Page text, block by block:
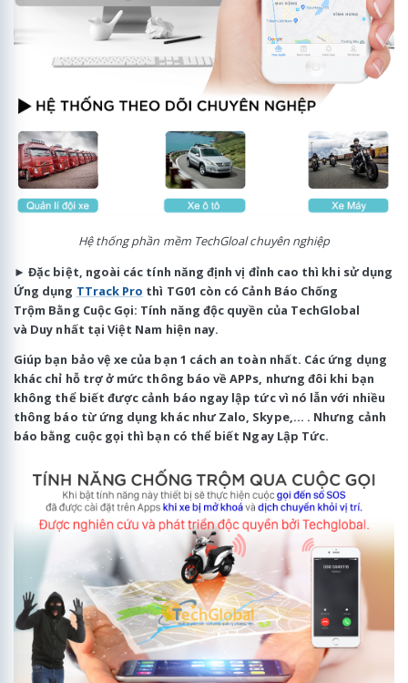
Hệ thống phần mềm TechGloal chuyên nghiệp
►Đặc biệt, ngoài các tính năng định vị đỉnh cao thì khi sử dụng
Ứng dụng TTrack Pro thì TG01 còn có Cảnh Báo Chống
Trộm Bằng Cuộc Gọi: Tính năng độc quyền của TechGlobal
và Duy nhất tại Việt Nam hiện nay.
Giúp bạn bảo vệ xe của bạn 1 cách an toàn nhất. Các ứng dụng
khác chỉ hỗ trợ ở mức thông báo về APPs, nhưng đôi khi bạn
không thể biết được cảnh báo ngay lập tức vì nó lẫn với nhiều
thông báo từ ứng dụng khác như Zalo, Skype,... . Nhưng cảnh
báo bằng cuộc gọi thì bạn có thể biết Ngay Lập Tức.